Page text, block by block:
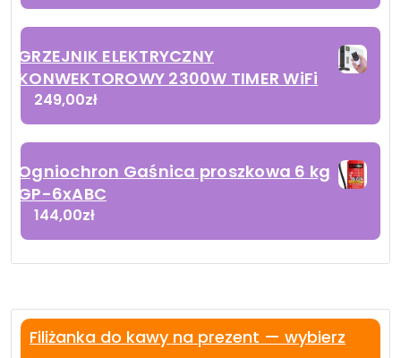
GRZEJNIK ELEKTRYCZNY
KONWEKTOROWY 2300W TIMER WiFi
249,00zł
Ogniochron Gaśnica proszkowa 6 kg
GP-6xABC
144,00zł
Filiżanka do kawy na prezent — wybierz